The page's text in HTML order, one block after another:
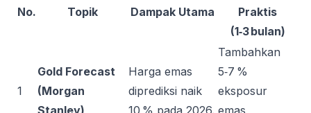
No. Topik Dampak Utama
Praktis
(1‑3 bulan)
1
Gold Forecast
(Morgan
Stanley)
Harga emas
diprediksi naik
10 % pada 2026.
Tambahkan
5‑7 %
eksposur
emas